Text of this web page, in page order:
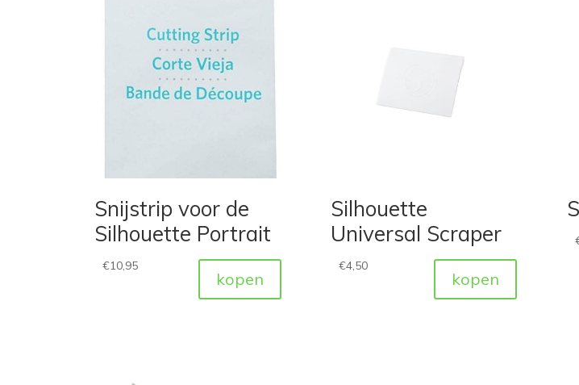
Snijstrip voor de
Silhouette Portrait
€10,95
kopen
Silhouette
Universal Scraper
€4,50
kopen